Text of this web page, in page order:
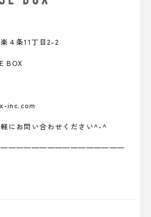
４条11丁目2-2
BOX
inc.com
にお問い合わせください^-^